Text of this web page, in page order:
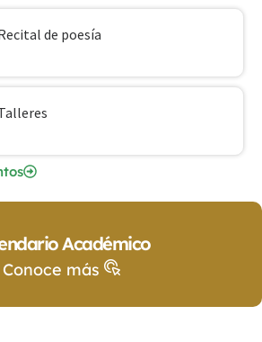
de poesía
Académico
Conoce más